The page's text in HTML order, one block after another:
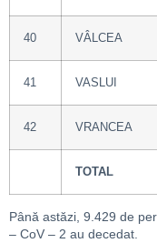
40 VÂLCEA
41 VASLUI
42 VRANCEA
TOTAL
Până astăzi, 9.429 de
– CoV – 2 au decedat.